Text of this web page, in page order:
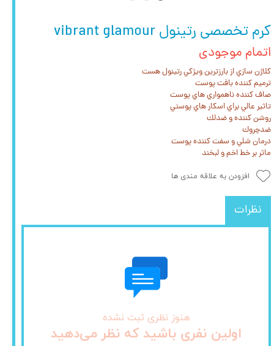
کرم تخصصی رتینول vibrant glamour
اتمام موجودی
کلاژن سازي از بارزترين ويژكي رتينول هست
ترميم كننده بافت پوست
صاف كننده ناهمواري هاي پوست
تاثير عالي براي اسكار هاي پوستي
روشن كننده و ضدلك
ضدچروك
درمان شلي و سفت كننده پوست
ماثر بر خط اخم و لبخند
افزودن به علاقه مندی ها
نظرات
هنوز نظری ثبت نشده
اولین نفری باشید که نظر می‌دهید